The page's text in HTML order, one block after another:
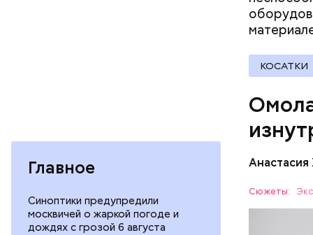
Главное
Синоптики предупредили
москвичей о жаркой погоде и
дождях с грозой 6 августа
КОСАТКИ
Сюжеты:
Дыня
ряда
бета-
лютеин
наше
калий
По
щавель в